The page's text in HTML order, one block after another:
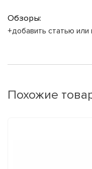
Обзоры:
+добавить статью или
Похожие